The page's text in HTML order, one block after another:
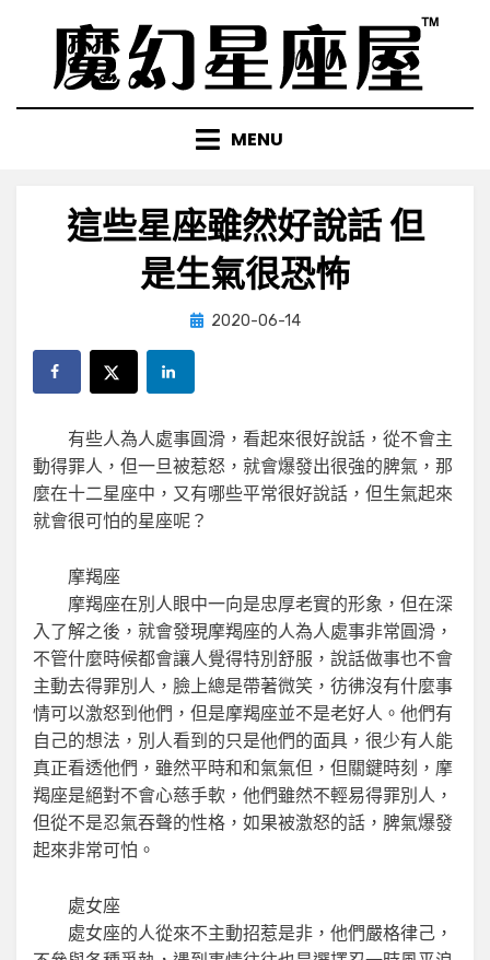
content
MENU
這些星座雖然好說話 但
是生氣很恐怖
by小編
Posted
2020-06-14
有些人為人處事圓滑，看起來很好說話，從不會主
動得罪人，但一旦被惹怒，就會爆發出很強的脾氣，那
麼在十二星座中，又有哪些平常很好說話，但生氣起來
就會很可怕的星座呢？
摩羯座
摩羯座在別人眼中一向是忠厚老實的形象，但在深
入了解之後，就會發現摩羯座的人為人處事非常圓滑，
不管什麼時候都會讓人覺得特別舒服，說話做事也不會
主動去得罪別人，臉上總是帶著微笑，彷彿沒有什麼事
情可以激怒到他們，但是摩羯座並不是老好人。他們有
自己的想法，別人看到的只是他們的面具，很少有人能
真正看透他們，雖然平時和和氣氣但，但關鍵時刻，摩
羯座是絕對不會心慈手軟，他們雖然不輕易得罪別人，
但從不是忍氣吞聲的性格，如果被激怒的話，脾氣爆發
起來非常可怕。
處女座
處女座的人從來不主動招惹是非，他們嚴格律己，